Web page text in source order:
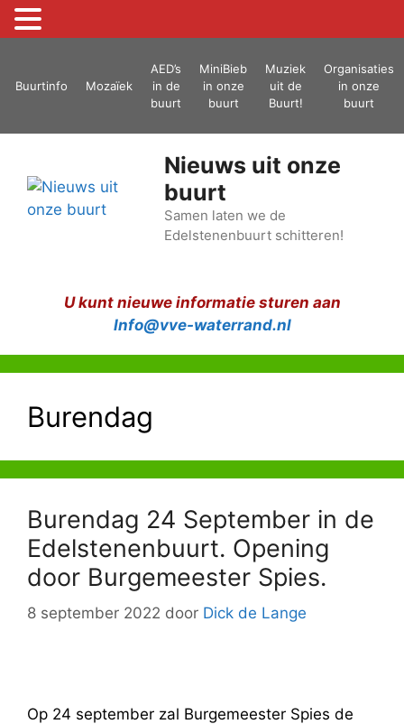
deBuurtinfo Mozaïek
AED’s
in de
buurt
MiniBieb
in onze
buurt
Muziek
uit de
Buurt!
Organisaties
in onze
buurt
Nieuws uit onze
buurt
Samen laten we de
Edelstenenbuurt schitteren!
U kunt nieuwe informatie sturen aan
Info@vve-waterrand.nl
Burendag
Burendag 24 September in de
Edelstenenbuurt. Opening
door Burgemeester Spies.
8 september 2022 door Dick de Lange
Op 24 september zal Burgemeester Spies de